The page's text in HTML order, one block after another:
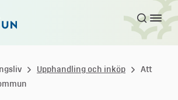
till innehållet
Upphandling och inköp
Att